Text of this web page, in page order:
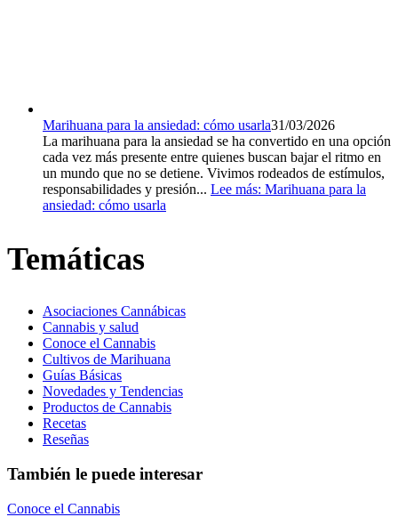
Marihuana para la ansiedad: cómo usarla31/03/2026
La marihuana para la ansiedad se ha convertido en una opción
cada vez más presente entre quienes buscan bajar el ritmo en
un mundo que no se detiene. Vivimos rodeados de estímulos,
responsabilidades y presión... Lee más: Marihuana para la
ansiedad: cómo usarla
Temáticas
Asociaciones Cannábicas
Cannabis y salud
Conoce el Cannabis
Cultivos de Marihuana
Guías Básicas
Novedades y Tendencias
Productos de Cannabis
Recetas
Reseñas
También le puede interesar
Conoce el Cannabis